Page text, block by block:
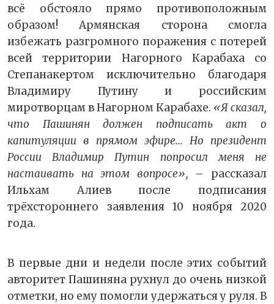
всё обстояло прямо противоположным
образом! Армянская сторона смогла
избежать разгромного поражения с потерей
всей территории Нагорного Карабаха со
Степанакертом исключительно благодаря
Владимиру Путину и российским
миротворцам в Нагорном Карабахе. «Я сказал,
что Пашинян должен подписать акт о
капитуляции в прямом эфире... Но президент
России Владимир Путин попросил меня не
настаивать на этом вопросе», – рассказал
Ильхам Алиев после подписания
трёхстороннего заявления 10 ноября 2020
года.
В первые дни и недели после этих событий
авторитет Пашиняна рухнул до очень низкой
отметки, но ему помогли удержаться у руля. В